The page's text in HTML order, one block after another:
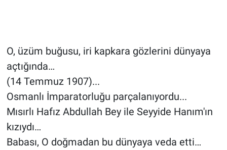
O, üzüm buğusu, iri kapkara gözlerini dünyaya
açtığında…
(14 Temmuz 1907)...
Osmanlı İmparatorluğu parçalanıyordu...
Mısırlı Hafız Abdullah Bey ile Seyyide Hanım'ın
kızıydı…
Babası, O doğmadan bu dünyaya veda etti…